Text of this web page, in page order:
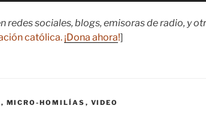
redes sociales, blogs, emisoras de radio, y
católica. ¡Dona ahora!]
, MICRO-HOMILÍAS , VIDEO